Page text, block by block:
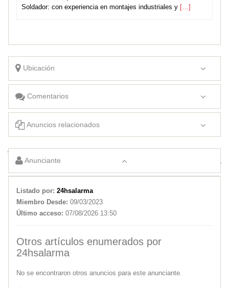
Soldador: con experiencia en montajes industriales y […]
Ubicación
Comentarios
Anuncios relacionados
OFICIAL MECANICO Y AYUDANTE DE TALLER
VENDEDOR INDUSTRIAL
Anunciante
Listado por: 24hsalarma
Miembro Desde: 09/03/2023
Último acceso: 07/08/2026 13:50
Otros artículos enumerados por
24hsalarma
No se encontraron otros anuncios para este anunciante.